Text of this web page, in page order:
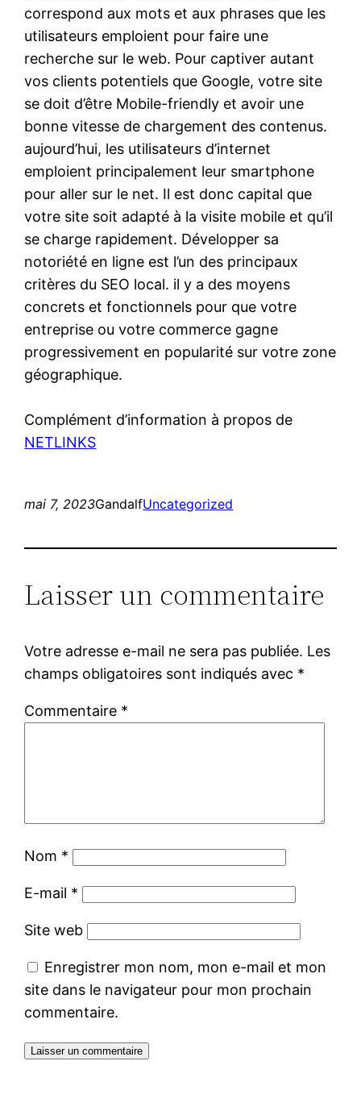
correspond aux mots et aux phrases que les
utilisateurs emploient pour faire une
recherche sur le web. Pour captiver autant
vos clients potentiels que Google, votre site
se doit d’être Mobile-friendly et avoir une
bonne vitesse de chargement des contenus.
aujourd’hui, les utilisateurs d’internet
emploient principalement leur smartphone
pour aller sur le net. Il est donc capital que
votre site soit adapté à la visite mobile et qu’il
se charge rapidement. Développer sa
notoriété en ligne est l’un des principaux
critères du SEO local. il y a des moyens
concrets et fonctionnels pour que votre
entreprise ou votre commerce gagne
progressivement en popularité sur votre zone
géographique.
Complément d’information à propos de
NETLINKS
mai 7, 2023GandalfUncategorized
Laisser un commentaire
Votre adresse e-mail ne sera pas publiée. Les
champs obligatoires sont indiqués avec *
Commentaire *
Nom *
E-mail *
Site web
Enregistrer mon nom, mon e-mail et mon
site dans le navigateur pour mon prochain
commentaire.